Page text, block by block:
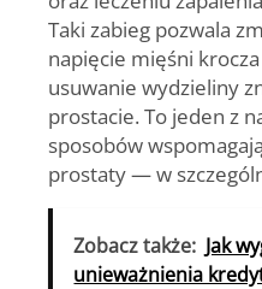
Taki zabieg pozwala
napięcie mięśni
usuwanie wydzieliny
prostacie. To jeden z
sposobów
prostaty — w
Zobacz także: Jak
unieważnienia